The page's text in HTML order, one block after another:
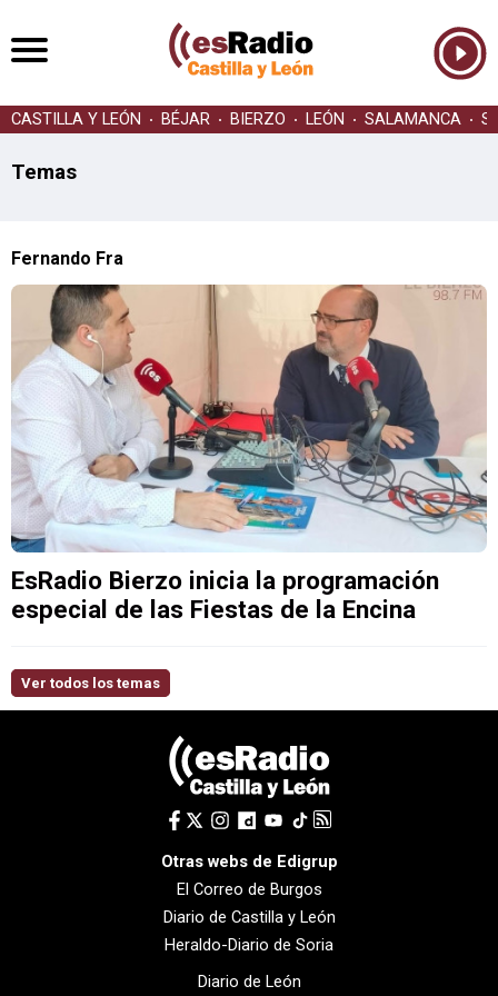
CASTILLA Y LEÓN BÉJAR BIERZO LEÓN SALAMANCA
Temas
Fernando Fra
EsRadio Bierzo inicia la programación
especial de las Fiestas de la Encina
Ver todos los temas
Otras webs de Edigrup
El Correo de Burgos
Diario de Castilla y León
Heraldo-Diario de Soria
Diario de León